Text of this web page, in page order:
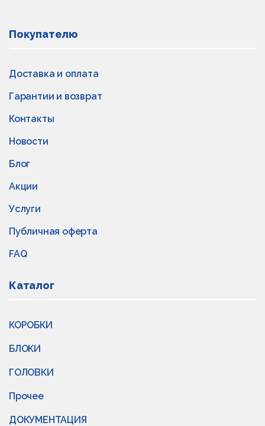
Покупателю
Доставка и оплата
Гарантии и возврат
Контакты
Новости
Блог
Акции
Услуги
Публичная оферта
FAQ
Каталог
КОРОБКИ
БЛОКИ
ГОЛОВКИ
Прочее
ДОКУМЕНТАЦИЯ